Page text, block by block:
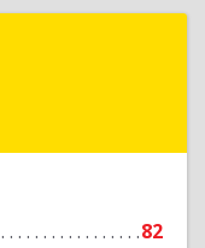
82
р-н,
Подробнее